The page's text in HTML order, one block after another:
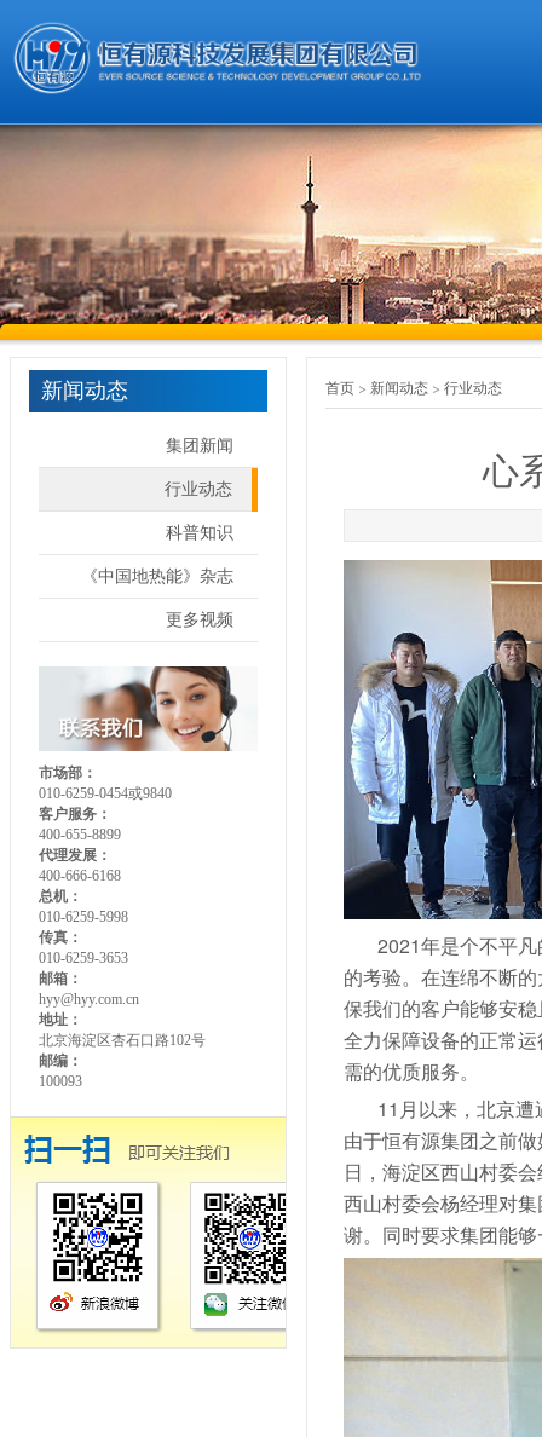
新闻动态
集团新闻
行业动态
科普知识
《中国地热能》杂志
更多视频
市场部：
010-6259-0454或9840
客户服务：
400-655-8899
代理发展：
400-666-6168
总机：
010-6259-5998
传真：
010-6259-3653
邮箱：
hyy@hyy.com.cn
地址：
北京海淀区杏石口路102号
邮编：
100093
首页 新闻动态 行业动态
心
2021年是个不平
的考验。在连绵不断
保我们的客户能够安
全力保障设备的正常
需的优质服务。
11月以来，北京
由于恒有源集团之前
日，海淀区西山村委
西山村委会杨经理对
谢。同时要求集团能